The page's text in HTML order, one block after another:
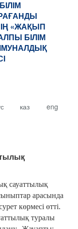
«ЖАҚЫП
БІЛІМ
каз eng
сауаттылық
арасында
көрмесі өтті.
туралы